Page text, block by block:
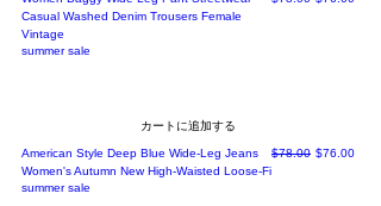
Casual Washed Denim Trousers Female
Vintage
summer sale
カートに追加する
American Style Deep Blue Wide-Leg Jeans
Women's Autumn New High-Waisted Loose-Fi
通常価格
$78.00 セール価格
$76.00
summer sale